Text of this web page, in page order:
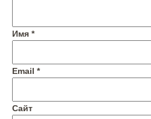
Имя *
Email *
Сайт